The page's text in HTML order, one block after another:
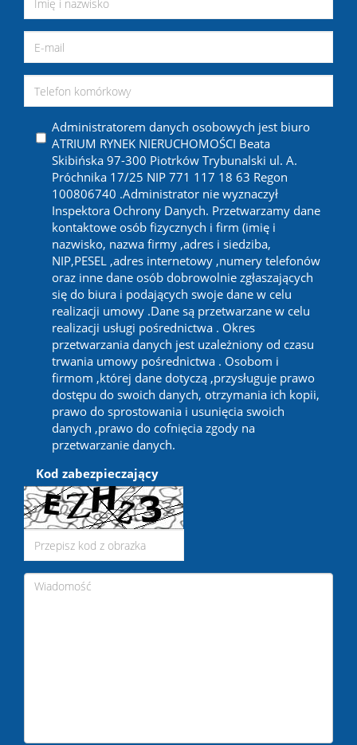
Administratorem danych osobowych jest biuro
ATRIUM RYNEK NIERUCHOMOŚCI Beata
Skibińska 97-300 Piotrków Trybunalski ul. A.
Próchnika 17/25 NIP 771 117 18 63 Regon
100806740 .Administrator nie wyznaczył
Inspektora Ochrony Danych. Przetwarzamy dane
kontaktowe osób fizycznych i firm (imię i
nazwisko, nazwa firmy ,adres i siedziba,
NIP,PESEL ,adres internetowy ,numery telefonów
oraz inne dane osób dobrowolnie zgłaszających
się do biura i podających swoje dane w celu
realizacji umowy .Dane są przetwarzane w celu
realizacji usługi pośrednictwa . Okres
przetwarzania danych jest uzależniony od czasu
trwania umowy pośrednictwa . Osobom i
firmom ,której dane dotyczą ,przysługuje prawo
dostępu do swoich danych, otrzymania ich kopii,
prawo do sprostowania i usunięcia swoich
danych ,prawo do cofnięcia zgody na
przetwarzanie danych.
Kod zabezpieczający